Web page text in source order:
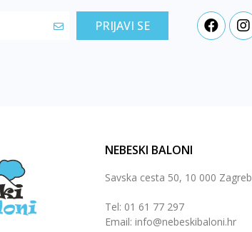
PRIJAVI SE
NEBESKI BALONI
Savska cesta 50, 10 000 Zagreb
Tel: 01 61 77 297
Email: info@nebeskibaloni.hr